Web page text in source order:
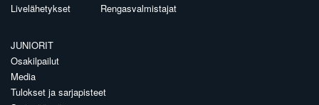
Livelähetykset
Rengasvalmistajat
JUNIORIT
Osakilpailut
Media
Tulokset ja sarjapisteet